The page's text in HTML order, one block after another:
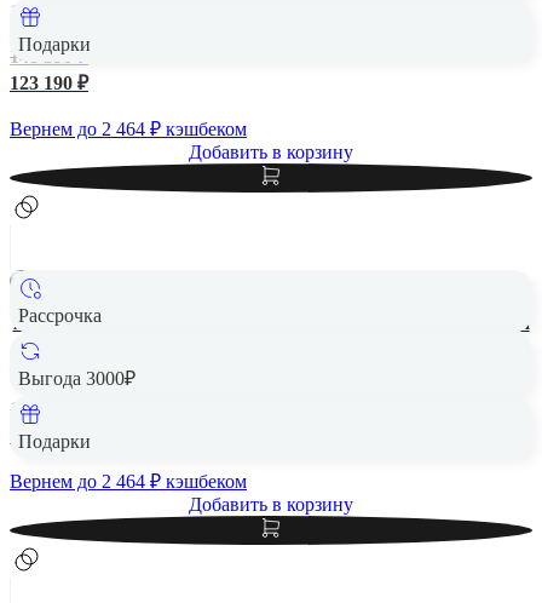
Подарки
1 Тб
148 390 ₽
123 190 ₽
Вернем до 2 464 ₽ кэшбеком
Добавить в корзину
Рассрочка
Выгода 3000₽
Подарки
Apple iPad Air 13" (M2, 2024, 6 gen) Wi-Fi 1Tb Blue, голубой
1 Тб
148 390 ₽
123 190 ₽
Вернем до 2 464 ₽ кэшбеком
Добавить в корзину